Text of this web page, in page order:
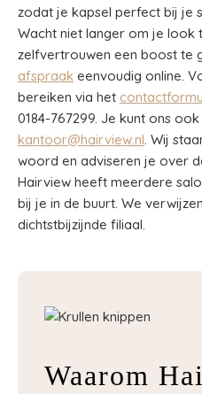
zodat je kapsel perfect bij je
Wacht niet langer om je look
zelfvertrouwen een boost te
afspraak eenvoudig online.
bereiken via het
0184-767299. Je kunt ons
kantoor@hairview.nl. Wij
woord en adviseren je over
Hairview heeft meerdere
bij je in de buurt. We
dichtstbijzijnde filiaal.
Waarom